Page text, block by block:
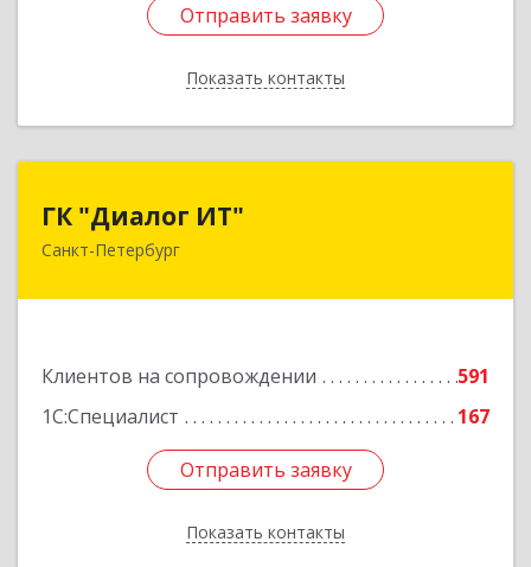
Отправить заявку
Показать контакты
Отправить заявку
Назад
ГК "Диалог ИТ"
Санкт-Петербург
Клиентов на сопровождении
591
1С:Специалист
167
Отправить заявку
Показать контакты
194100, Санкт-Петербург г, вн.тер.г.
Отправить заявку
Назад